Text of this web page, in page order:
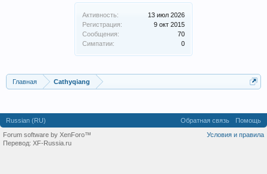
Активность:
13 июл 2026
Регистрация:
9 окт 2015
Сообщения:
70
Симпатии:
0
Главная Cathyqiang
Russian (RU) Обратная связь
Помощь
Условия и правила
Forum software by XenForo™
Перевод: XF-Russia.ru